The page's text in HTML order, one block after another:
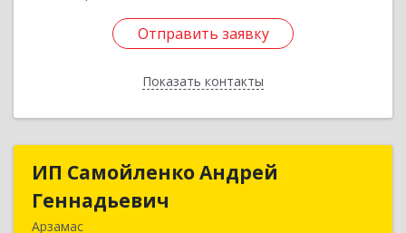
Отправить заявку
Показать контакты
Отправить заявку
Назад
ИП Самойленко Андрей
Геннадьевич
Арзамас
ИП Самойленко Андрей